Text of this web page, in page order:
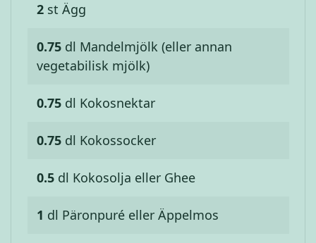
2 st Ägg
0.75 dl Mandelmjölk (eller annan
vegetabilisk mjölk)
0.75 dl Kokosnektar
0.75 dl Kokossocker
0.5 dl Kokosolja eller Ghee
1 dl Päronpuré eller Äppelmos